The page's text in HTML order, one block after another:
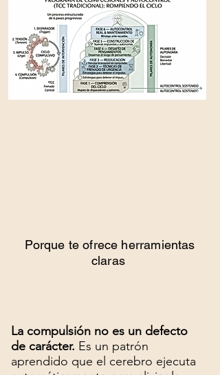
Porque te ofrece herramientas
claras
La compulsión no es un defecto
de carácter. Es un patrón
aprendido que el cerebro ejecuta